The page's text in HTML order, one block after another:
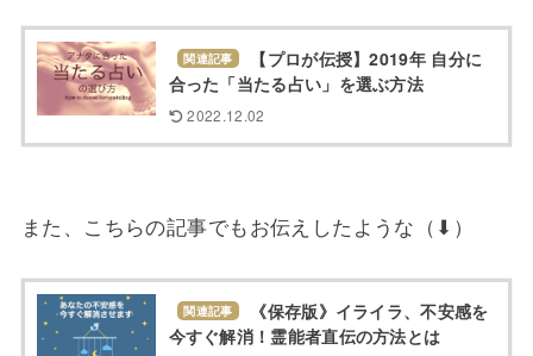
関連記事
【プロが伝授】2019年 自分に
合った「当たる占い」を選ぶ方法
2022.12.02
また、こちらの記事でもお伝えしたような（⬇）
関連記事
《保存版》イライラ、不安感を
今すぐ解消！霊能者直伝の方法とは